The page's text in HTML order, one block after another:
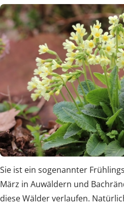
Sie ist ein sogenannter
März in Auwäldern und
diese Wälder verlaufen.